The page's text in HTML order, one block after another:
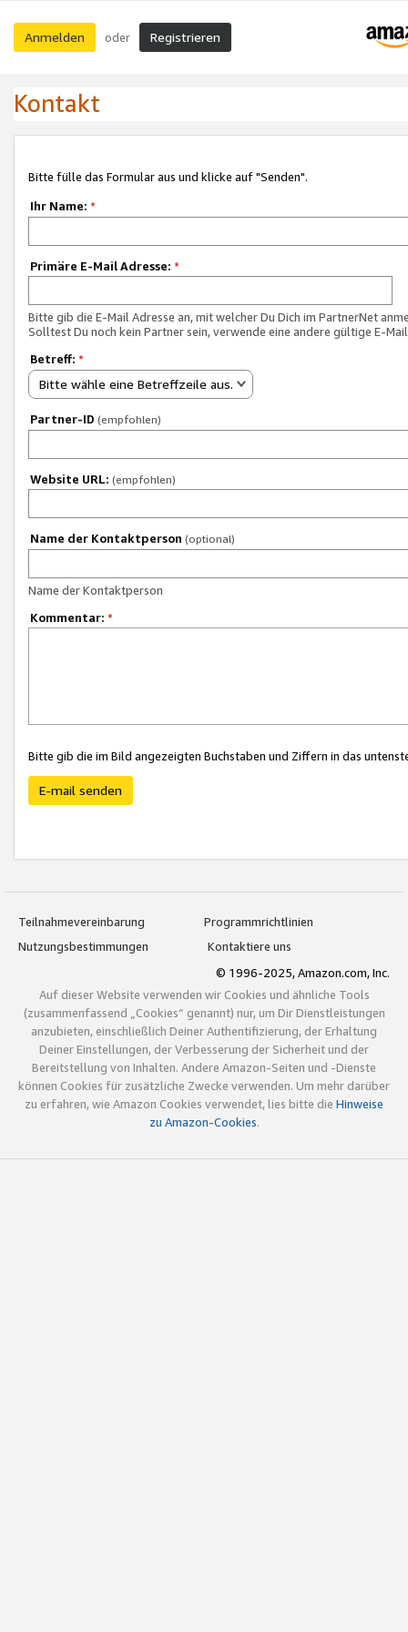
Anmelden oder Registrieren
Kontakt
Bitte fülle das Formular aus und klicke auf "Senden".
Ihr Name: *
Primäre E-Mail Adresse: *
Bitte gib die E-Mail Adresse an, mit welcher Du Dich im PartnerNet
Solltest Du noch kein Partner sein, verwende eine andere gültige E-
Betreff: *
Bitte wähle eine Betreffzeile aus.
Partner-ID (empfohlen)
Website URL: (empfohlen)
Name der Kontaktperson (optional)
Name der Kontaktperson
Kommentar: *
Bitte gib die im Bild angezeigten Buchstaben und Ziffern in das
E-mail senden
Teilnahmevereinbarung
Programmrichtlinien
Nutzungsbestimmungen
Kontaktiere uns
© 1996-2025, Amazon.com, Inc.
Auf dieser Website verwenden wir Cookies und ähnliche Tools
(zusammenfassend „Cookies“ genannt) nur, um Dir Dienstleistungen
anzubieten, einschließlich Deiner Authentifizierung, der Erhaltung
Deiner Einstellungen, der Verbesserung der Sicherheit und der
Bereitstellung von Inhalten. Andere Amazon-Seiten und -Dienste
können Cookies für zusätzliche Zwecke verwenden. Um mehr darüber
zu erfahren, wie Amazon Cookies verwendet, lies bitte die Hinweise
zu Amazon-Cookies.